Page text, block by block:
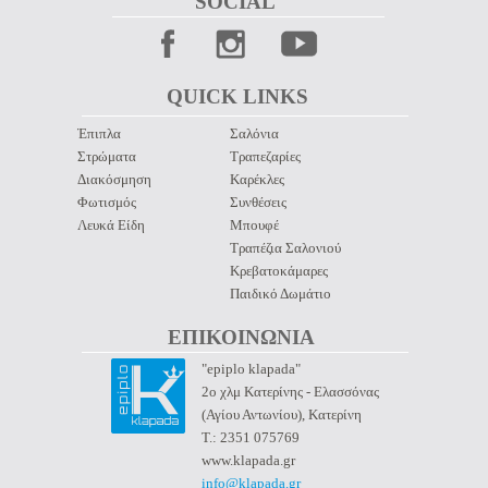
QUICK LINKS
ΕΠΙΚΟΙΝΩΝΙΑ
Έπιπλα
Στρώματα
Διακόσμηση
Φωτισμός
Λευκά Είδη
Σαλόνια
Τραπεζαρίες
Καρέκλες
Συνθέσεις
Μπουφέ
Τραπέζια Σαλονιού
Κρεβατοκάμαρες
Παιδικό Δωμάτιο
"epiplo klapada"
2ο χλμ Κατερίνης - Ελασσόνας
(Αγίου Αντωνίου), Κατερίνη
Τ.: 2351 075769
www.klapada.gr
info@klapada.gr